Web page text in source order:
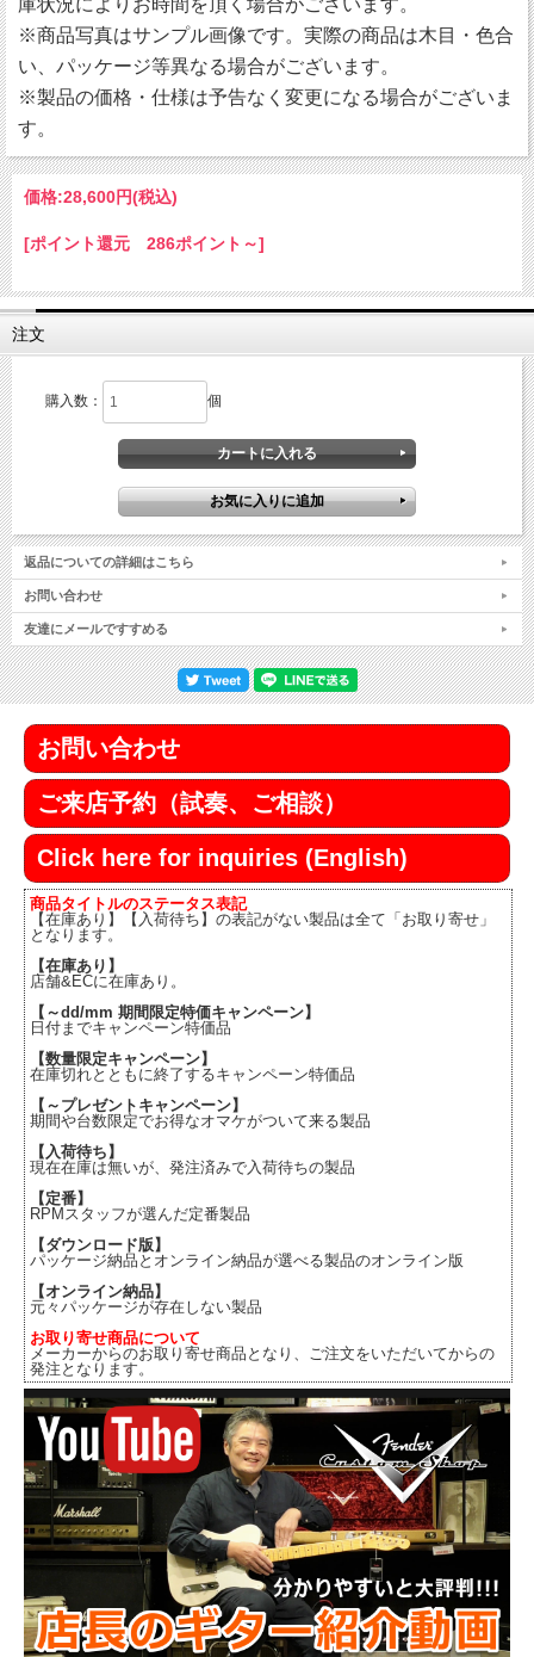
庫状況によりお時間を頂く場合がございます。
※商品写真はサンプル画像です。実際の商品は木目・色合
い、パッケージ等異なる場合がございます。
※製品の価格・仕様は予告なく変更になる場合がございま
す。
価格:28,600円(税込)
[ポイント還元 286ポイント～]
注文
購入数： 個
返品についての詳細はこちら
お問い合わせ
友達にメールですすめる
お問い合わせ
ご来店予約（試奏、ご相談）
Click here for inquiries (English)
商品タイトルのステータス表記
【在庫あり】【入荷待ち】の表記がない製品は全て「お取り寄せ」
となります。
【在庫あり】
店舗&ECに在庫あり。
【～dd/mm 期間限定特価キャンペーン】
日付までキャンペーン特価品
【数量限定キャンペーン】
在庫切れとともに終了するキャンペーン特価品
【～プレゼントキャンペーン】
期間や台数限定でお得なオマケがついて来る製品
【入荷待ち】
現在在庫は無いが、発注済みで入荷待ちの製品
【定番】
RPMスタッフが選んだ定番製品
【ダウンロード版】
パッケージ納品とオンライン納品が選べる製品のオンライン版
【オンライン納品】
元々パッケージが存在しない製品
お取り寄せ商品について
メーカーからのお取り寄せ商品となり、ご注文をいただいてからの
発注となります。